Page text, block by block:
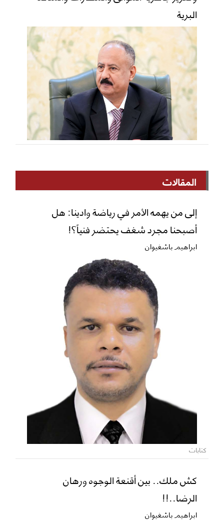
البرية
المقالات
إلى من يهمه الأمر في رياضة وادينا: هل
أصبحنا مجرد شغف يحتضر فنياً؟!
ابراهيم باشغيوان
كتابات
كش ملك.. بين أقنعة الوجوه ورهان
الرضا..!!
ابراهيم باشغيوان